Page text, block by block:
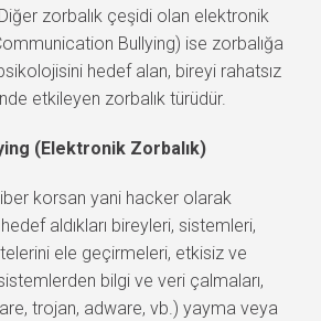
zorbalık çeşidi olan elektronik
Bullying) ise zorbalığa
hedef alan, bireyi rahatsız
etkileyen zorbalık türüdür.
(Elektronik Zorbalık)
korsan yani hacker olarak
aldıkları bireyleri, sistemleri,
ele geçirmeleri, etkisiz ve
bilgi ve veri çalmaları,
trojan, adware, vb.) yayma veya